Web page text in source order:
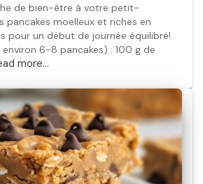
de bien-être à votre petit-
pancakes moelleux et riches en
pour un début de journée équilibré!
6-8 pancakes) : 100 g de
more…